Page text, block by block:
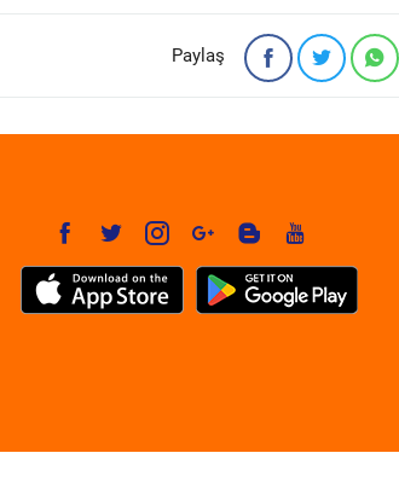
Paylaş